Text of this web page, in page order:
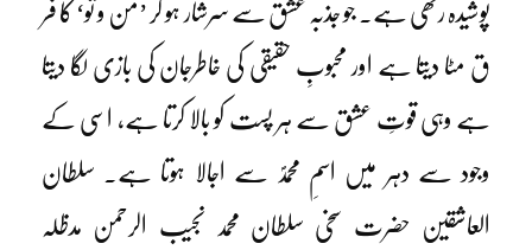
پوشیدہ رکھی ہے۔ جو جذبہ عشق سے سرشار ہو کر ’من و تو‘ کا فر
ق مٹا دیتا ہے اور محبوبِ حقیقی کی خاطرجان کی بازی لگا دیتا
ہے وہی قوتِ عشق سے ہر پست کو بالا کرتا ہے، اسی کے
وجود سے دہر میں اسمِ محمدؐ سے اجالا ہوتا ہے۔ سلطان
العاشقین حضرت سخی سلطان محمد نجیب الرحمن مدظلہ